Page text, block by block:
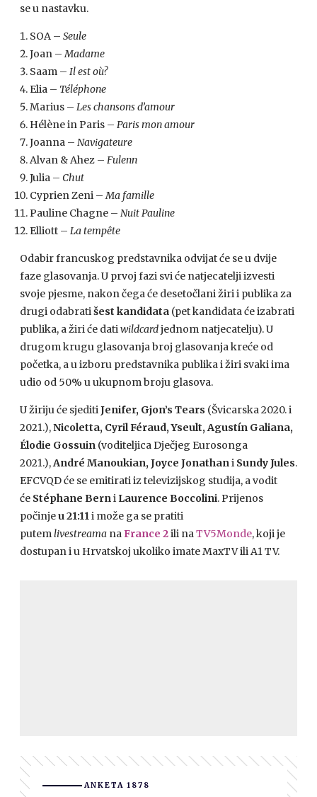
se u nastavku.
SOA – Seule
Joan – Madame
Saam – Il est où?
Elia – Téléphone
Marius – Les chansons d’amour
Hélène in Paris – Paris mon amour
Joanna – Navigateure
Alvan & Ahez – Fulenn
Julia – Chut
Cyprien Zeni – Ma famille
Pauline Chagne – Nuit Pauline
Elliott – La tempête
Odabir francuskog predstavnika odvijat će se u dvije
faze glasovanja. U prvoj fazi svi će natjecatelji izvesti
svoje pjesme, nakon čega će desetočlani žiri i publika za
drugi odabrati šest kandidata (pet kandidata će izabrati
publika, a žiri će dati wildcardjednom natjecatelju). U
drugom krugu glasovanja broj glasovanja kreće od
početka, a u izboru predstavnika publika i žiri svaki ima
udio od 50% u ukupnom broju glasova.
U žiriju će sjediti Jenifer, Gjon’s Tears (Švicarska 2020. i
2021.),Nicoletta, Cyril Féraud, Yseult, Agustín Galiana,
Élodie Gossuin (voditeljica Dječjeg Eurosonga
2021.),André Manoukian, Joyce Jonathan i Sundy Jules.
EFCVQD će se emitirati iz televizijskog studija, a vodit
će Stéphane Bern i Laurence Boccolini. Prijenos
počinjeu 21:11 i može ga se pratiti
putem livestreama na France 2ili na TV5Monde, koji je
dostupan i u Hrvatskoj ukoliko imate MaxTV ili A1 TV.
ANKETA 1878